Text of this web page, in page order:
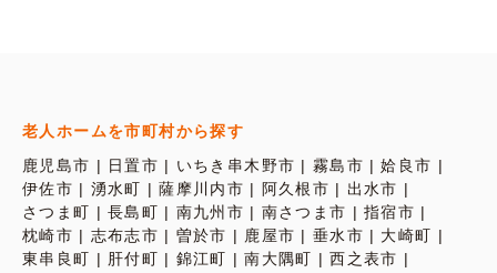
老人ホームを市町村から探す
鹿児島市
日置市 いちき串木野市 霧島市
姶良市
伊佐市
湧水町 薩摩川内市 阿久根市
出水市
さつま町
長島町 南九州市 南さつま市
指宿市
枕崎市
志布志市 曽於市 鹿屋市 垂水市
大崎町
東串良町
肝付町 錦江町 南大隅町
西之表市